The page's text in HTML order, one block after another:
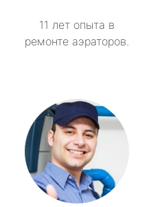
11 лет опыта в
ремонте аэраторов.